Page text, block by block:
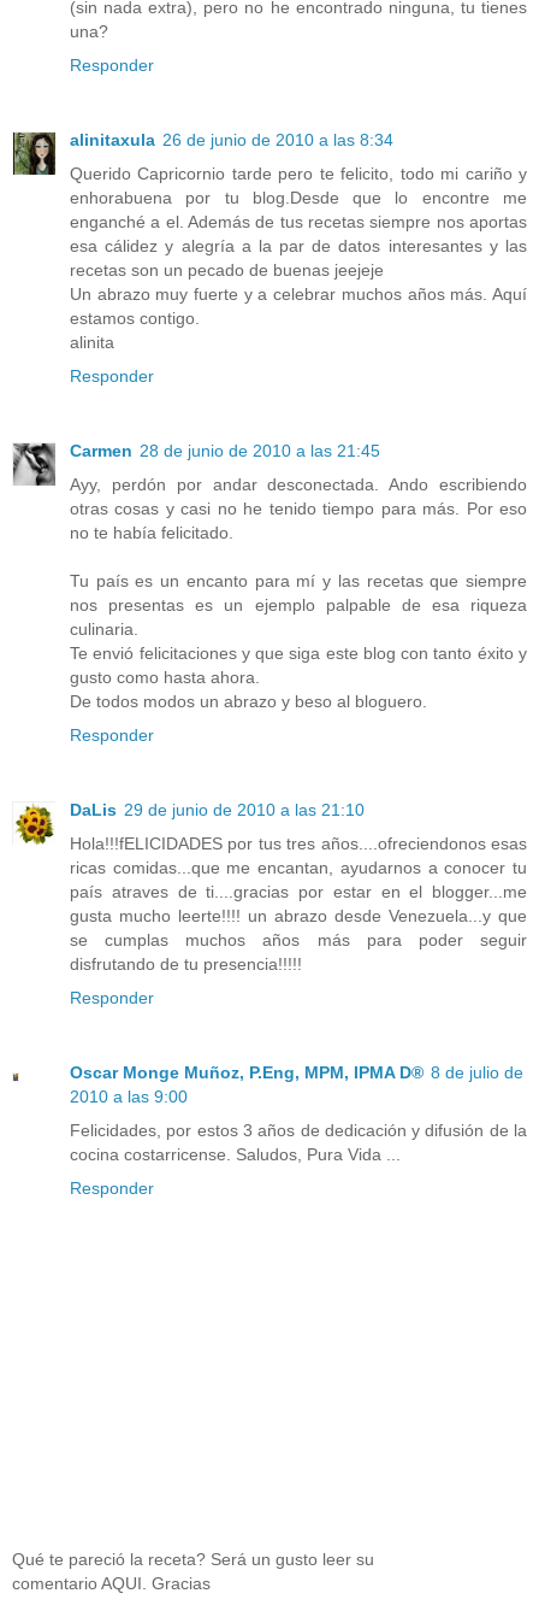
(sin nada extra), pero no he encontrado ninguna, tu tienes
una?
Responder
alinitaxula 26 de junio de 2010 a las 8:34
Querido Capricornio tarde pero te felicito, todo mi cariño y
enhorabuena por tu blog.Desde que lo encontre me
enganché a el. Además de tus recetas siempre nos aportas
esa cálidez y alegría a la par de datos interesantes y las
recetas son un pecado de buenas jeejeje
Un abrazo muy fuerte y a celebrar muchos años más. Aquí
estamos contigo.
alinita
Responder
Carmen 28 de junio de 2010 a las 21:45
Ayy, perdón por andar desconectada. Ando escribiendo
otras cosas y casi no he tenido tiempo para más. Por eso
no te había felicitado.
Tu país es un encanto para mí y las recetas que siempre
nos presentas es un ejemplo palpable de esa riqueza
culinaria.
Te envió felicitaciones y que siga este blog con tanto éxito y
gusto como hasta ahora.
De todos modos un abrazo y beso al bloguero.
Responder
DaLis 29 de junio de 2010 a las 21:10
Hola!!!fELICIDADES por tus tres años....ofreciendonos esas
ricas comidas...que me encantan, ayudarnos a conocer tu
país atraves de ti....gracias por estar en el blogger...me
gusta mucho leerte!!!! un abrazo desde Venezuela...y que
se cumplas muchos años más para poder seguir
disfrutando de tu presencia!!!!!
Responder
Oscar Monge Muñoz, P.Eng, MPM, IPMA D® 8 de julio de
2010 a las 9:00
Felicidades, por estos 3 años de dedicación y difusión de la
cocina costarricense. Saludos, Pura Vida ...
Responder
Qué te pareció la receta? Será un gusto leer su
comentario AQUI. Gracias